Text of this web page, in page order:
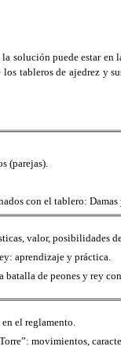
solución puede estar
tableros de ajedrez y
(parejas).
con el tablero: Damas
valor, posibilidades
aprendizaje y práctica.
de peones y rey
el reglamento.
movimientos,